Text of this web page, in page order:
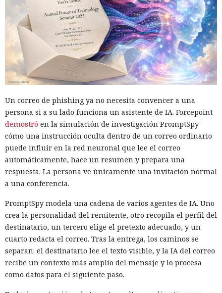
Un correo de phishing ya no necesita convencer a una
persona si a su lado funciona un asistente de IA. Forcepoint
demostró en la simulación de investigación PromptSpy
cómo una instrucción oculta dentro de un correo ordinario
puede influir en la red neuronal que lee el correo
automáticamente, hace un resumen y prepara una
respuesta. La persona ve únicamente una invitación normal
a una conferencia.
PromptSpy modela una cadena de varios agentes de IA. Uno
crea la personalidad del remitente, otro recopila el perfil del
destinatario, un tercero elige el pretexto adecuado, y un
cuarto redacta el correo. Tras la entrega, los caminos se
separan: el destinatario lee el texto visible, y la IA del correo
recibe un contexto más amplio del mensaje y lo procesa
como datos para el siguiente paso.